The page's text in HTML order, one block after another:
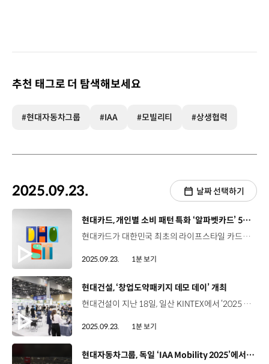
추천 태그로 더 탐색해보세요
#현대자동차그룹 #IAA #모빌리티 #상생협력
2025.09.23. 날짜 선택하기
[동영상]
현대카드, 개인별 소비 패턴 특화 ‘알파벳카드’ 5종 공개
현대카드가 대한민국 최초의 라이프스타일 카드인 알파벳카드를 11년 만에 다시 선보입니다. 돌아온 알파벳카드는 이니셜로 라이프스타일을 표현하고 개인별 소비 패턴에 특화된 할인 혜택을 제공하는데요. 현대카드의 정통성을 이으면서도 최신 소비 트렌드를 반영해 다이닝, 홈, 오일, 쇼핑, 트래블 등 총 5종으로 출시했습니다. 이와 함께, 일상 속 반복되는 소비 영역에서 강력한 할인 혜택을 제공하는 현대카드Z everyday도 공개해 회원들의 선택권을 더욱 확대했습니다.
2025.09.23. 1분 보기
[동영상]
현대건설, ‘창업도약패키지 데모 데이’ 개최
현대건설이 지난 18일, 일산 KINTEX에서 ‘2025 현대건설 창업도약패키지 데모 데이’ 행사를 개최했습니다. ‘2025 한국건설·안전박람회’ 중에 진행된 이번 행사는 ‘2025년 창업도약패키지’ 선발업체를 소개하고 지난해 협업 성과를 공유하는 자리였는데요. 현대건설은 지난해, 미래 건설 분야를 이끌 8개사를 선정해 기술 개발과 사업화를 지원한 데 이어, 올해는 헬스케어, 스마트건설기술, 미래주거, 친환경 등 4개 분야에서 17개사를 선정해 오픈이노베이션을 진행하고 있습니다. 한편, 현대건설은 박람회 기간 동안 ‘현대건설 오픈이노베이션 공동관’을 운영해 스타트업들에게 홍보 기회도 제공했습니다.
2025.09.23. 1분 보기
[동영상]
현대자동차그룹, 독일 ‘IAA Mobility 2025’에서 중소협력사 해외 판로개척 지원